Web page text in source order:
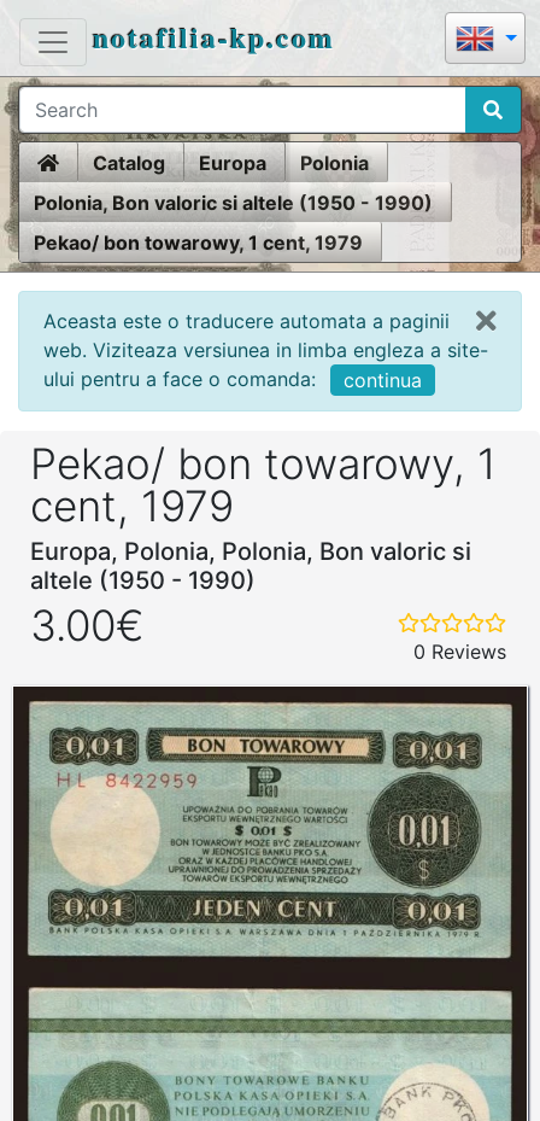
notafilia-kp.com
HomeCatalog Europa
Polonia
Polonia, Bon valoric si altele (1950 - 1990)
Pekao/ bon towarowy, 1 cent, 1979
Aceasta este o traducere automata a paginii
web. Viziteaza versiunea in limba engleza a site-
ului pentru a face o comanda:
continua
Pekao/ bon towarowy, 1
cent, 1979
Europa, Polonia, Polonia, Bon valoric si
altele (1950 - 1990)
3.00€
0 Reviews